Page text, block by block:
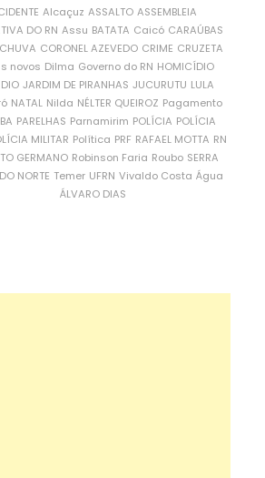
Alcaçuz ASSALTO ASSEMBLEIA
DO RN Assu BATATA Caicó CARAÚBAS
CORONEL AZEVEDO CRIME CRUZETA
novos Dilma Governo do RN HOMICÍDIO
JARDIM DE PIRANHAS JUCURUTU LULA
NATAL Nilda NÉLTER QUEIROZ Pagamento
PARELHAS Parnamirim POLÍCIA POLÍCIA
MILITAR Política PRF RAFAEL MOTTA RN
GERMANO Robinson Faria Roubo SERRA
NORTE Temer UFRN Vivaldo Costa Água
ÁLVARO DIAS